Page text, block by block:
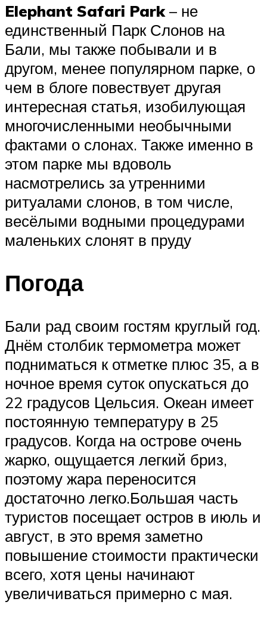
Elephant Safari Park– не
единственный Парк Слонов на
Бали, мы также побывали и в
другом, менее популярном парке, о
чем в блоге повествует другая
интересная статья, изобилующая
многочисленными необычными
фактами о слонах. Также именно в
этом парке мы вдоволь
насмотрелись за утренними
ритуалами слонов, в том числе,
весёлыми водными процедурами
маленьких слонят в пруду
Погода
Бали рад своим гостям круглый год.
Днём столбик термометра может
подниматься к отметке плюс 35, а в
ночное время суток опускаться до
22 градусов Цельсия. Океан имеет
постоянную температуру в 25
градусов. Когда на острове очень
жарко, ощущается легкий бриз,
поэтому жара переносится
достаточно легко.Большая часть
туристов посещает остров в июль и
август, в это время заметно
повышение стоимости практически
всего, хотя цены начинают
увеличиваться примерно с мая.